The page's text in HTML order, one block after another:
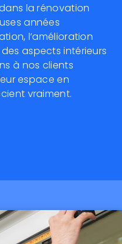
la rénovation
années
l’amélioration
aspects intérieurs
à nos clients
espace en
vraiment.